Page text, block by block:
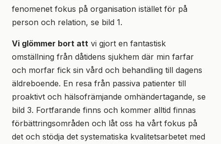
fenomenet fokus på organisation istället för på
person och relation, se bild 1.
Vi glömmer bort att vi gjort en fantastisk
omställning från dåtidens sjukhem där min farfar
och morfar fick sin vård och behandling till dagens
äldreboende. En resa från passiva patienter till
proaktivt och hälsofrämjande omhändertagande, se
bild 3. Fortfarande finns och kommer alltid finnas
förbättringsområden och låt oss ha vårt fokus på
det och stödja det systematiska kvalitetsarbetet med